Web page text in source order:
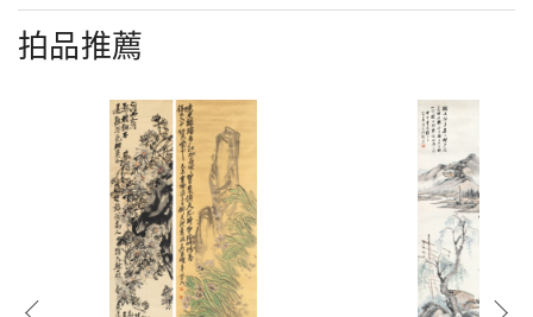
拍品推薦